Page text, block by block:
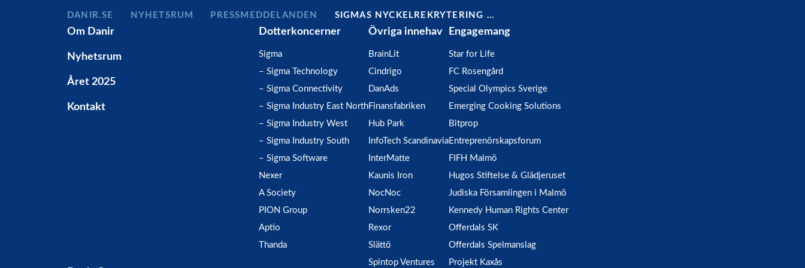
DANIR NYHETSRUM PRESSMEDDELANDEN SIGMAS NYCKELREKRYTERING …
Om Danir
Nyhetsrum
Året 2025
Kontakt
Dotterkoncerner
Sigma
– Sigma Technology
– Sigma Connectivity
– Sigma Industry East North
– Sigma Industry West
– Sigma Industry South
– Sigma Software
Nexer
A Society
PION Group
Aptio
Thanda
Övriga innehav
BrainLit
Cindrigo
DanAds
Finansfabriken
Hub Park
InfoTech Scandinavia
InterMatte
Kaunis Iron
NocNoc
Norrsken22
Rexor
Slättö
Spintop Ventures
Engagemang
Star for Life
FC Rosengård
Special Olympics Sverige
Emerging Cooking Solutions
Bitprop
Entreprenörskapsforum
FIFH Malmö
Hugos Stiftelse & Glädjeruset
Judiska Församlingen i Malmö
Kennedy Human Rights Center
Offerdals SK
Offerdals Spelmanslag
Projekt Kaxås